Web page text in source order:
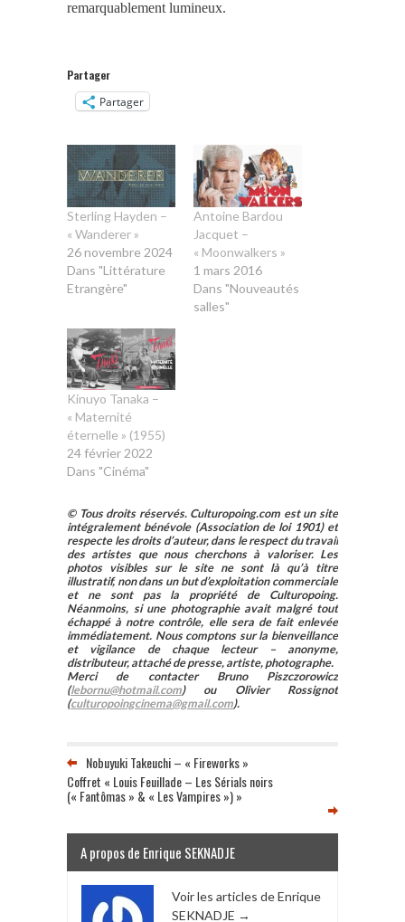
remarquablement lumineux.
Partager
Partager
Sterling Hayden –
« Wanderer »
26 novembre 2024
Dans "Littérature
Etrangère"
Antoine Bardou
Jacquet –
« Moonwalkers »
1 mars 2016
Dans "Nouveautés
salles"
Kinuyo Tanaka –
« Maternité
éternelle » (1955)
24 février 2022
Dans "Cinéma"
© Tous droits réservés. Culturopoing.com est un site
intégralement bénévole (Association de loi 1901) et
respecte les droits d’auteur, dans le respect du travail
des artistes que nous cherchons à valoriser. Les
photos visibles sur le site ne sont là qu’à titre
illustratif, non dans un but d’exploitation commerciale
et ne sont pas la propriété de Culturopoing.
Néanmoins, si une photographie avait malgré tout
échappé à notre contrôle, elle sera de fait enlevée
immédiatement. Nous comptons sur la bienveillance
et vigilance de chaque lecteur – anonyme,
distributeur, attaché de presse, artiste, photographe.
Merci de contacter Bruno Piszczorowicz
(lebornu@hotmail.com) ou Olivier Rossignot
(culturopoingcinema@gmail.com).
Nobuyuki Takeuchi – « Fireworks »
Coffret « Louis Feuillade – Les Sérials noirs
(« Fantômas » & « Les Vampires ») »
A propos de Enrique SEKNADJE
Voir les articles de Enrique
SEKNADJE →